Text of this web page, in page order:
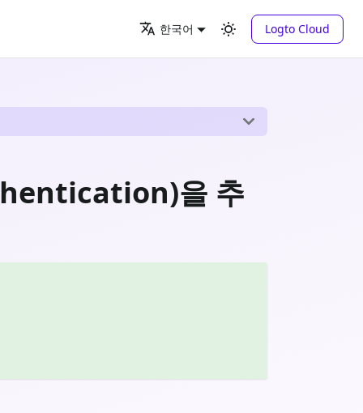
한국어 Logto Cloud
을 추